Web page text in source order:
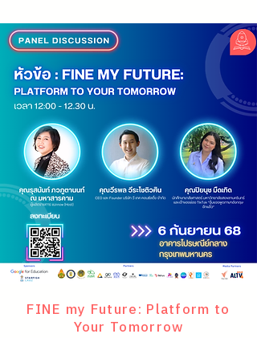
FINE my Future: Platform to
Your Tomorrow